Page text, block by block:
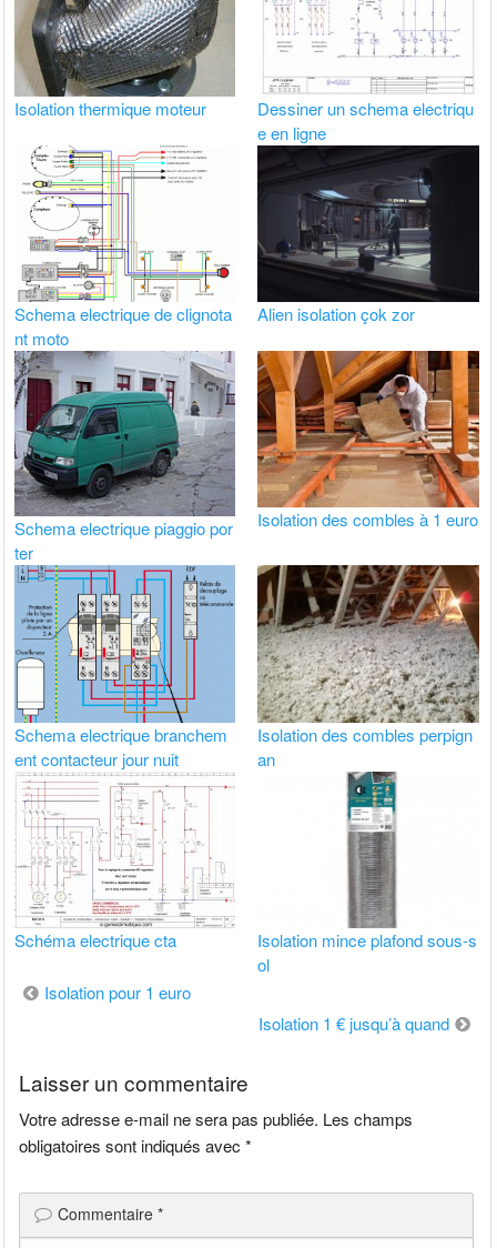
Isolation thermique moteur
Dessiner un schema electriqu
e en ligne
Schema electrique de clignota
nt moto
Alien isolation çok zor
Schema electrique piaggio por
ter
Isolation des combles à 1 euro
Schema electrique branchem
ent contacteur jour nuit
Isolation des combles perpign
an
Schéma electrique cta
Isolation mince plafond sous-s
ol
Navigation
Isolation pour 1 euro
Isolation 1 € jusqu’à quand
Laisser un commentaire
Votre adresse e-mail ne sera pas publiée. Les champs
obligatoires sont indiqués avec*
Commentaire*